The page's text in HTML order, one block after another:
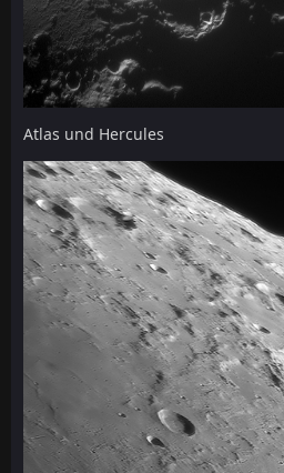
Atlas und Hercules